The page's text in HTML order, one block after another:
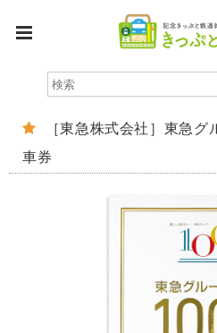
［東急株式会社］東急
車券